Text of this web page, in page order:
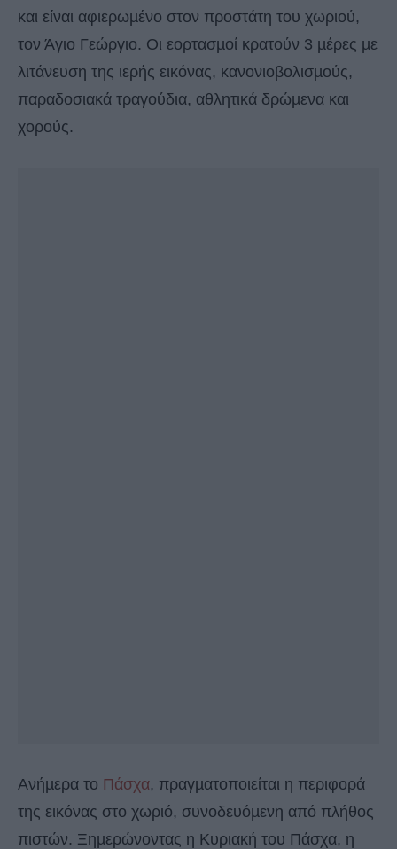
και είναι αφιερωµένο στον προστάτη του χωριού,
τον Άγιο Γεώργιο. Οι εορτασµοί κρατούν 3 µέρες µε
λιτάνευση της ιερής εικόνας, κανονιοβολισµούς,
παραδοσιακά τραγούδια, αθλητικά δρώµενα και
χορούς.
Ανήµερα το Πάσχα, πραγµατοποιείται η περιφορά
της εικόνας στο χωριό, συνοδευόµενη από πλήθος
πιστών. Ξηµερώνοντας η Κυριακή του Πάσχα, η